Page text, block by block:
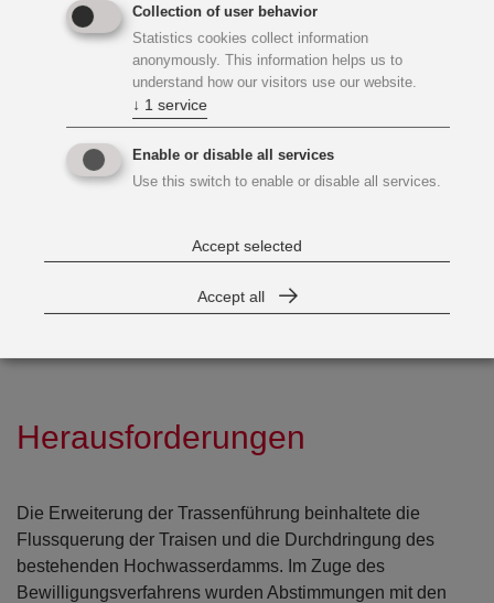
Herausforderungen
Die Erweiterung der Trassenführung beinhaltete die
Flussquerung der Traisen und die Durchdringung des
bestehenden Hochwasserdamms. Im Zuge des
Bewilligungsverfahrens wurden Abstimmungen mit den
Collection of user behavior
Statistics cookies collect information
anonymously. This information helps us to
understand how our visitors use our website.
↓ 1 service
Enable or disable all services
Use this switch to enable or disable all services.
Accept selected
Accept all